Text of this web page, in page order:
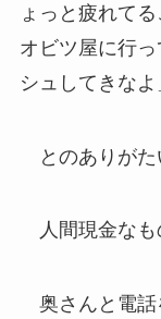
ょっと疲れて
オビツ屋に行
シュしてきなよ
とのありがた
人間現金なも
奥さんと電話